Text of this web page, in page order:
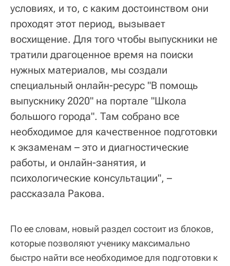
условиях, и то, с каким достоинством они
проходят этот период, вызывает
восхищение. Для того чтобы выпускники не
тратили драгоценное время на поиски
нужных материалов, мы создали
специальный онлайн-ресурс "В помощь
выпускнику 2020" на портале "Школа
большого города". Там собрано все
необходимое для качественное подготовки
к экзаменам – это и диагностические
работы, и онлайн-занятия, и
психологические консультации", –
рассказала Ракова.
По ее словам, новый раздел состоит из блоков,
которые позволяют ученику максимально
быстро найти все необходимое для подготовки к